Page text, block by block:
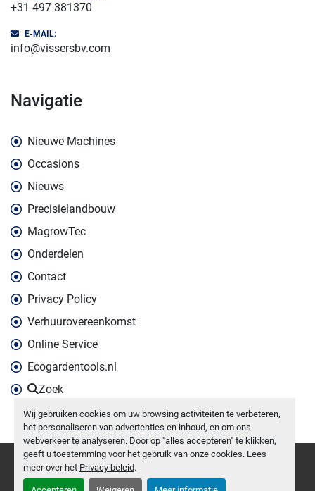
Wij gebruiken cookies om uw browsing activiteiten te verbeteren,
het personaliseren van advertenties en inhoud, en om ons
webverkeer te analyseren. Door op "alles accepteren" te klikken,
geeft u toestemming voor het gebruik van onze cookies. Lees
meer over het Privacy beleid.
+31 497 381370
E-MAIL:
info@vissersbv.com
navigatie
Nieuwe Machines
Occasions
Nieuws
Precisielandbouw
MagrowTec
Onderdelen
Contact
Privacy Policy
Verhuurovereenkomst
Online Service
Ecogardentools.nl
Zoek
Cookies beheren
Machinio Systemwebsite doorMachinio